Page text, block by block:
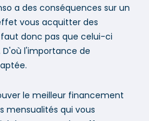
a des conséquences sur un
vous acquitter des
donc pas que celui-ci
D'où l'importance de
le meilleur financement
mensualités qui vous